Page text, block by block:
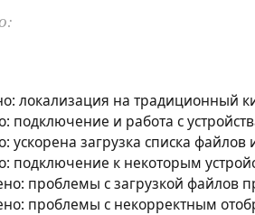
локализация на традиционный
подключение и работа с
ускорена загрузка списка файлов
подключение к некоторым
проблемы с загрузкой файлов
проблемы с некорректным